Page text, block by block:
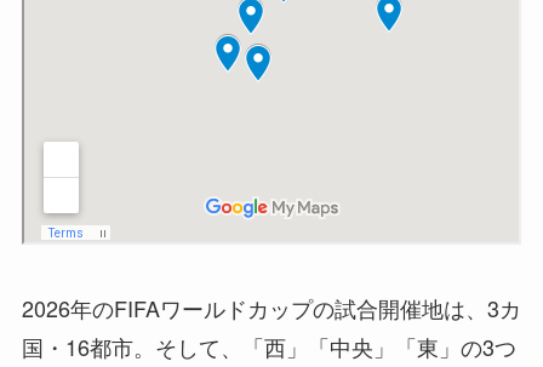
2026年のFIFAワールドカップの試合開催地は、3カ
国・16都市。そして、「西」「中央」「東」の3つ